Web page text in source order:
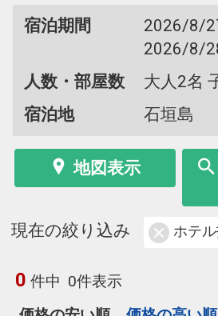
宿泊期間
2026/8/
2026/8/
人数・部屋数
大人2名
宿泊地
石垣島
地図表示
現在の絞り込み ホテ
0 件中 0件表示